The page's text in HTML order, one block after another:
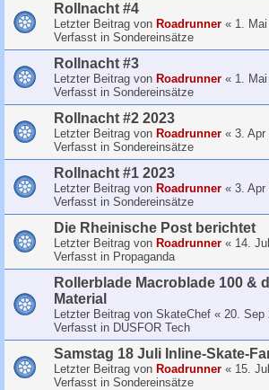
Rollnacht #4
Letzter Beitrag von Roadrunner « 1.
Verfasst in Sondereinsätze
Rollnacht #3
Letzter Beitrag von Roadrunner « 1.
Verfasst in Sondereinsätze
Rollnacht #2 2023
Letzter Beitrag von Roadrunner « 3. Apr
Verfasst in Sondereinsätze
Rollnacht #1 2023
Letzter Beitrag von Roadrunner « 3. Apr
Verfasst in Sondereinsätze
Die Rheinische Post berichtet
Letzter Beitrag von Roadrunner « 14.
Verfasst in Propaganda
Rollerblade Macroblade 100 &
Material
Letzter Beitrag von SkateChef « 20. Sep
Verfasst in DUSFOR Tech
Samstag 18 Juli Inline-Skate-
Letzter Beitrag von Roadrunner « 15.
Verfasst in Sondereinsätze